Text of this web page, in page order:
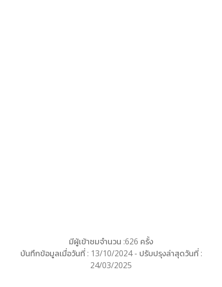
มีผู้เข้าชมจำนวน :626 ครั้ง
บันทึกข้อมูลเมื่อวันที่ : 13/10/2024 - ปรับปรุงล่าสุดวันที่ :
24/03/2025